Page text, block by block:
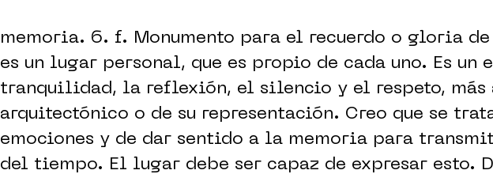
memoria. 6. f. Monumento para el recuerdo o gloria
es un lugar personal, que es propio de cada uno. Es un
tranquilidad, la reflexión, el silencio y el respeto,
arquitectónico o de su representación. Creo que se
emociones y de dar sentido a la memoria para
del tiempo. El lugar debe ser capaz de expresar esto.